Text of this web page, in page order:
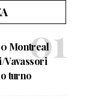
Montreal
Vavassori
turno